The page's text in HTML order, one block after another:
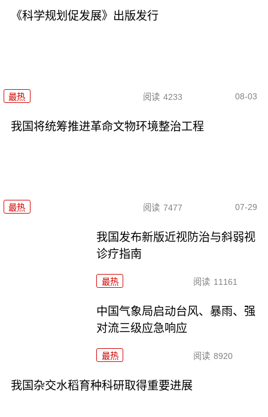
《科学规划促发展》出版发行
最热 阅读 4233 08-03
我国将统筹推进革命文物环境整治工程
最热 阅读 7477 07-29
我国发布新版近视防治与斜弱视
诊疗指南
最热 阅读 11161
中国气象局启动台风、暴雨、强
对流三级应急响应
最热 阅读 8920
我国杂交水稻育种科研取得重要进展